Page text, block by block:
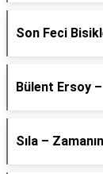
Son Feci
Bülent Ersoy
Sıla –